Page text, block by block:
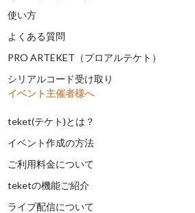
使い方
よくある質問
PRO ARTEKET（プロアルテケト）
シリアルコード受け取り
イベント主催者様へ
teket(テケト)とは？
イベント作成の方法
ご利用料金について
teketの機能ご紹介
ライブ配信について